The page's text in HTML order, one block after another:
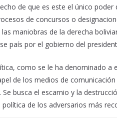
de que es este el único
de concursos o
maniobras de la derecha
país por el gobierno del
como se le ha denominado
de los medios de
Se busca el escarnio y la
de los adversarios más